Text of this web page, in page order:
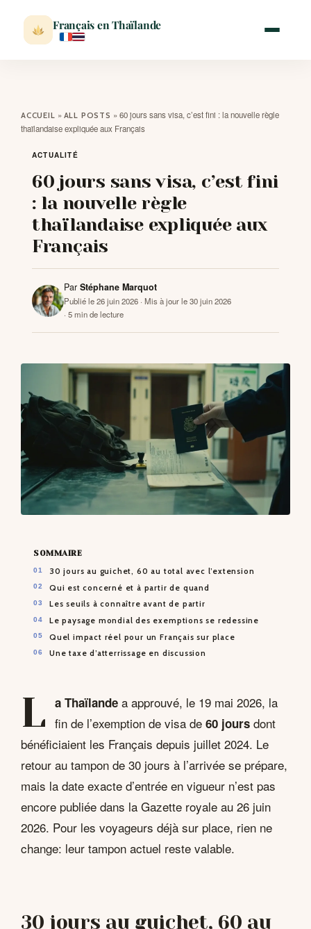
Français en Thaïlande
VISITER
MÉTÉO
EXPATRIATION
BLOG
ACCUEIL » ALL POSTS » 60 jours sans visa, c’est fini : la nouvelle règle
thaïlandaise expliquée aux Français
ACTUALITÉ
60 jours sans visa, c’est fini
: la nouvelle règle
thaïlandaise expliquée aux
Français
Par Stéphane Marquot
Publié le 26 juin 2026 · Mis à jour le 30 juin 2026
· 5 min de lecture
SOMMAIRE
30 jours au guichet, 60 au total avec l’extension
Qui est concerné et à partir de quand
Les seuils à connaître avant de partir
Le paysage mondial des exemptions se redessine
Quel impact réel pour un Français sur place
Une taxe d’atterrissage en discussion
L a Thaïlande a approuvé, le 19 mai 2026, la
fin de l’exemption de visa de60 jours dont
bénéficiaient les Français depuis juillet 2024. Le
retour au tampon de 30 jours à l’arrivée se prépare,
mais la date exacte d’entrée en vigueur n’est pas
encore publiée dans la Gazette royale au 26 juin
2026. Pour les voyageurs déjà sur place, rien ne
change: leur tampon actuel reste valable.
30 jours au guichet, 60 au